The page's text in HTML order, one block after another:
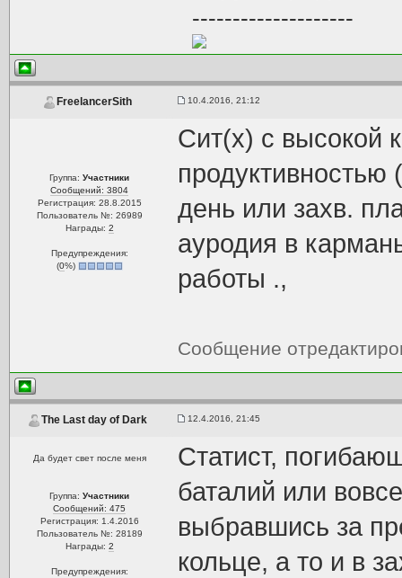
--------------------
FreelancerSith 10.4.2016, 21:12
Группа:Участники
Сообщений: 3804
Регистрация: 28.8.2015
Пользователь №: 26989
Награды: 2
Предупреждения:
(0%)
Сит(х) с высокой
день или захв.
ауродия в
работы .,
Сообщение
The Last day of Dark 12.4.2016, 21:45
Да будет свет после меня
Группа:Участники
Сообщений: 475
Регистрация: 1.4.2016
Пользователь №: 28189
Награды: 2
Предупреждения:
Статист,
баталий или
выбравшись за
кольце, а то и в